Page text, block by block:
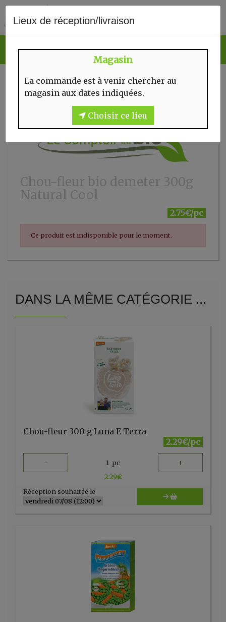
Lieux de réception/livraison
Magasin
La commande est à venir chercher au
magasin aux dates indiquées.
Choisir ce lieu
Chou-fleur bio demeter 300g
Natural Cool
2.75€/pc
Ce produit est indisponible pour le moment.
DANS LA MÊME CATÉGORIE ...
Chou-fleur 300 g Luna E Terra
2.29€/pc
- 1 pc +
2.29€
Réception souhaitée le